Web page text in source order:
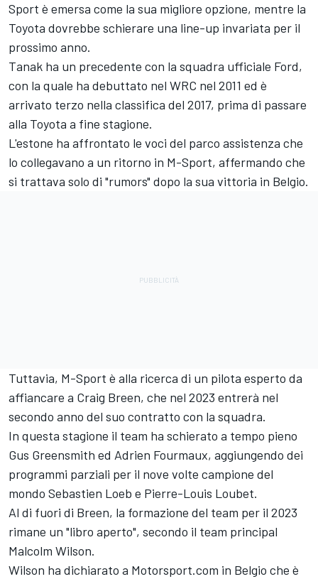
Sport è emersa come la sua migliore opzione, mentre la
Toyota dovrebbe schierare una line-up invariata per il
prossimo anno.
Tanak ha un precedente con la squadra ufficiale Ford,
con la quale ha debuttato nel WRC nel 2011 ed è
arrivato terzo nella classifica del 2017, prima di passare
alla Toyota a fine stagione.
L'estone ha affrontato le voci del parco assistenza che
lo collegavano a un ritorno in M-Sport, affermando che
si trattava solo di "rumors" dopo la sua vittoria in Belgio.
Tuttavia, M-Sport è alla ricerca di un pilota esperto da
affiancare a Craig Breen, che nel 2023 entrerà nel
secondo anno del suo contratto con la squadra.
In questa stagione il team ha schierato a tempo pieno
Gus Greensmith ed Adrien Fourmaux, aggiungendo dei
programmi parziali per il nove volte campione del
mondo Sebastien Loeb e Pierre-Louis Loubet.
Al di fuori di Breen, la formazione del team per il 2023
rimane un "libro aperto", secondo il team principal
Malcolm Wilson.
Wilson ha dichiarato a Motorsport.com in Belgio che è